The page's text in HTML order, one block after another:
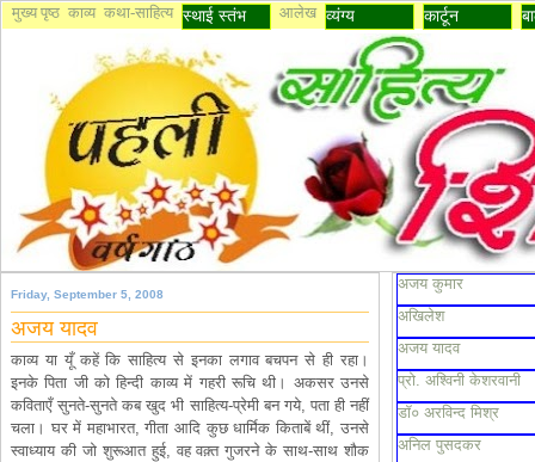
मुख्य पृष्ठ काव्य कथा-साहित्य स्थाई स्तंभ आलेख व्यंग्य कार्टून
Friday, September 5, 2008
अजय यादव
काव्य या यूँ कहें कि साहित्य से इनका लगाव बचपन से ही रहा।
इनके पिता जी को हिन्दी काव्य में गहरी रूचि थी। अकसर उनसे
कविताएँ सुनते-सुनते कब खुद भी साहित्य-प्रेमी बन गये, पता ही नहीं
चला। घर में महाभारत, गीता आदि कुछ धार्मिक किताबें थीं, उनसे
स्वाध्याय की जो शुरूआत हुई, वह वक़्त गुजरने के साथ-साथ शौक
अजय कुमार
अखिलेश
अजय यादव
प्रो. अश्विनी केशरवानी
डॉ० अरविन्द मिश्र
अनिल पुसदकर